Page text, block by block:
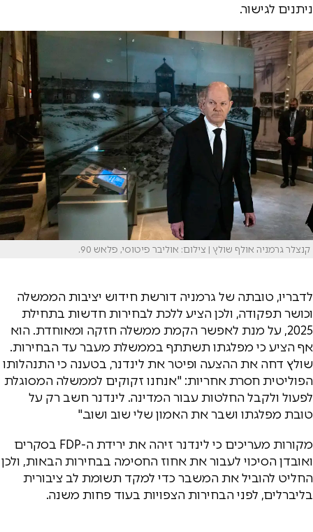
ניתנים לגישור.
קנצלר גרמניה אולף שולץ | צילום: אוליבר פיטוסי, פלאש 90.
לדבריו, טובתה של גרמניה דורשת חידוש יציבות הממשלה
וכושר תפקודה, ולכן הציע ללכת לבחירות חדשות בתחילת
2025, על מנת לאפשר הקמת ממשלה חזקה ומאוחדת. הוא
אף הציע כי מפלגתו תשתתף בממשלת מעבר עד הבחירות.
שולץ דחה את ההצעה ופיטר את לינדנר, בטענה כי התנהלותו
הפוליטית חסרת אחריות: "אנחנו זקוקים לממשלה המסוגלת
לפעול ולקבל החלטות עבור המדינה. לינדנר חשב רק על
טובת מפלגתו ושבר את האמון שלי שוב ושוב."
מקורות מעריכים כי לינדנר זיהה את ירידת ה-FDP בסקרים
ואובדן הסיכוי לעבור את אחוז החסימה בבחירות הבאות, ולכן
החליט להוביל את המשבר כדי למקד תשומת לב ציבורית
בליברלים, לפני הבחירות הצפויות בעוד פחות משנה.